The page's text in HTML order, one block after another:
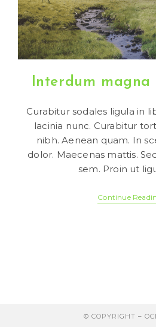
Interdum magna
Curabitur sodales ligula in
lacinia nunc. Curabitur
nibh. Aenean quam. In
dolor. Maecenas mattis.
sem. Proin ut
Continue
© COPYRIGHT –